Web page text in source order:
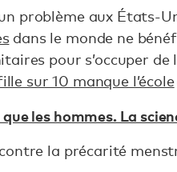
problème aux États-
dans le monde ne
pour s’occuper
sur 10 manque l’école
les hommes. La
la précarité